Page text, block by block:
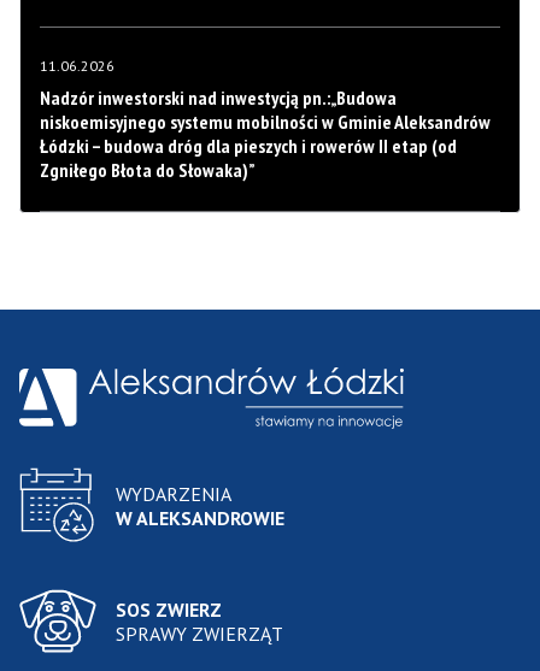
11.06.2026
Nadzór inwestorski nad inwestycją pn.:„Budowa
niskoemisyjnego systemu mobilności w Gminie Aleksandrów
Łódzki – budowa dróg dla pieszych i rowerów II etap (od
Zgniłego Błota do Słowaka)”
WYDARZENIA
W ALEKSANDROWIE
SOS ZWIERZ
SPRAWY ZWIERZĄT